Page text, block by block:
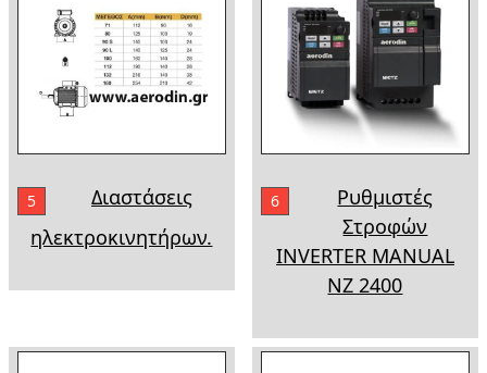
5
Διαστάσεις
ηλεκτροκινητήρων.
6
Ρυθμιστές
Στροφών
INVERTER MANUAL
NZ 2400